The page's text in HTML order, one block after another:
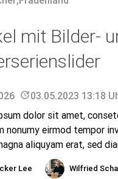
Lee Wilfried
mit Bilder-
update03.05.2023 13:18
dolor sit amet,
nonumy eirmod tempor
aliquyam erat, sed